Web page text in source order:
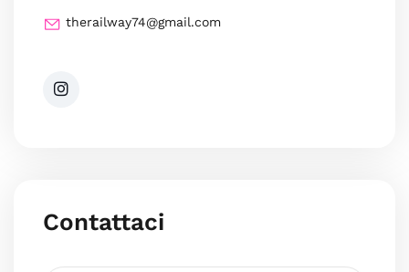
therailway74@gmail.com
Contattaci